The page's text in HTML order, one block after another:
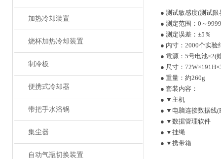
加热冷却装置
烧杯加热冷却装置
制冷板
便携式冷却器
带把手水浴锅
集尘器
自动气瓶切换装置
● 测试敏感度(测试
● 测定范围：0～
● 测定误差：±5％
● 内寸：2000个实验
● 電源：5号电池×2(
● 尺寸：
● 重量：約260g
● 套装内容：
● ▼主机
● ▼电脑连接数据线
● ▼数据管理软件
● ▼挂绳
● ▼携带箱